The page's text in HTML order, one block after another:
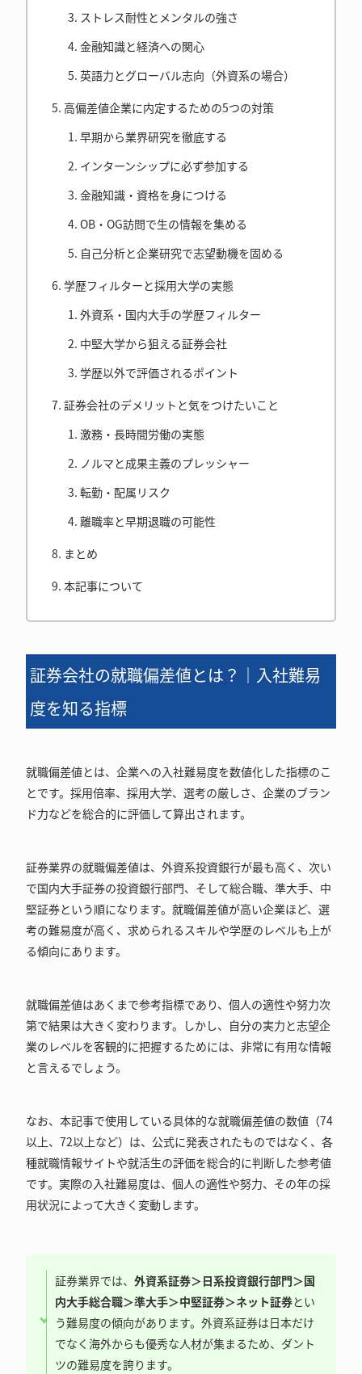
ストレス耐性とメンタルの強さ
金融知識と経済への関心
英語力とグローバル志向（外資系の場合）
高偏差値企業に内定するための5つの対策
早期から業界研究を徹底する
インターンシップに必ず参加する
金融知識・資格を身につける
OB・OG訪問で生の情報を集める
自己分析と企業研究で志望動機を固める
学歴フィルターと採用大学の実態
外資系・国内大手の学歴フィルター
中堅大学から狙える証券会社
学歴以外で評価されるポイント
証券会社のデメリットと気をつけたいこと
激務・長時間労働の実態
ノルマと成果主義のプレッシャー
転勤・配属リスク
離職率と早期退職の可能性
まとめ
本記事について
証券会社の就職偏差値とは？｜入社難易
度を知る指標
就職偏差値とは、企業への入社難易度を数値化した指標のこ
とです。採用倍率、採用大学、選考の厳しさ、企業のブラン
ド力などを総合的に評価して算出されます。
証券業界の就職偏差値は、外資系投資銀行が最も高く、次い
で国内大手証券の投資銀行部門、そして総合職、準大手、中
堅証券という順になります。就職偏差値が高い企業ほど、選
考の難易度が高く、求められるスキルや学歴のレベルも上が
る傾向にあります。
就職偏差値はあくまで参考指標であり、個人の適性や努力次
第で結果は大きく変わります。しかし、自分の実力と志望企
業のレベルを客観的に把握するためには、非常に有用な情報
と言えるでしょう。
なお、本記事で使用している具体的な就職偏差値の数値（74
以上、72以上など）は、公式に発表されたものではなく、各
種就職情報サイトや就活生の評価を総合的に判断した参考値
です。実際の入社難易度は、個人の適性や努力、その年の採
用状況によって大きく変動します。
証券業界では、 外資系証券＞日系投資銀行部門＞国
内大手総合職＞準大手＞中堅証券＞ネット証券とい
う難易度の傾向があります。外資系証券は日本だけ
でなく海外からも優秀な人材が集まるため、ダント
ツの難易度を誇ります。